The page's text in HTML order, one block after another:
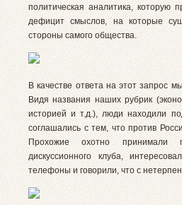
политическая аналитика, которую
дефицит смыслов, на которые
стороны самого общества.
В качестве ответа на этот запрос
Видя названия наших рубрик
историей и т.д.), люди находили
соглашались с тем, что против
Прохожие охотно принимали
дискуссионного клуба,
телефоны и говорили, что с